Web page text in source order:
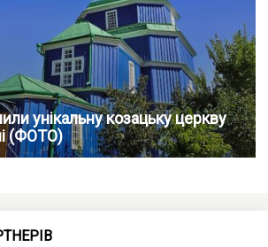
унікальну козацьку церкву
(ФОТО)